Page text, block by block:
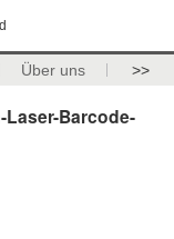
Über uns >>
Barcode-